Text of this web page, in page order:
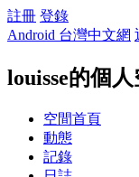
註冊 登錄
Android 台灣中文網
louisse的個人
空間首頁
動態
記錄